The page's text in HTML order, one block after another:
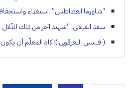
“شاورما القطاطس”: استغباء واستخفاف
سعد الغزلاني: “شهيد آخر من تلك
( قـــيس الــعرقوبي ): كاد المعلّم أن